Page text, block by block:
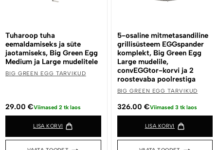
Tuharoop tuha
eemaldamiseks ja süte
jaotamiseks, Big Green Egg
Medium ja Large mudelitele
BIG GREEN EGG TARVIKUD
29.00 €Viimased 2 tk laos
LISA KORVI
5-osaline mitmetasandiline
grillisüsteem EGGspander
komplekt, Big Green Egg
Large mudelile,
convEGGtor-korvi ja 2
roostevaba poolrestiga
BIG GREEN EGG TARVIKUD
326.00 €Viimased 3 tk laos
LISA KORVI